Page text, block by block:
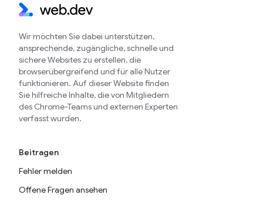
Wir möchten Sie dabei unterstützen,
ansprechende, zugängliche, schnelle und
sichere Websites zu erstellen, die
browserübergreifend und für alle Nutzer
funktionieren. Auf dieser Website finden
Sie hilfreiche Inhalte, die von Mitgliedern
des Chrome-Teams und externen Experten
verfasst wurden.
Beitragen
Fehler melden
Offene Fragen ansehen